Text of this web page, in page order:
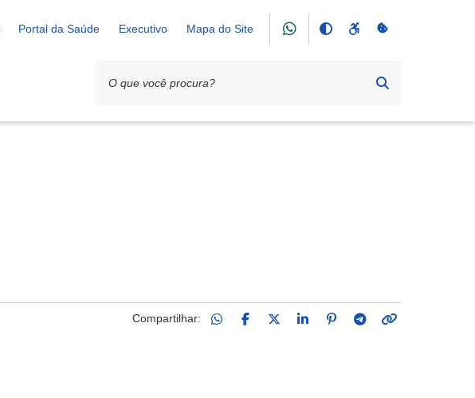
Portal da Saúde Executivo Mapa do Site
Compartilhar: